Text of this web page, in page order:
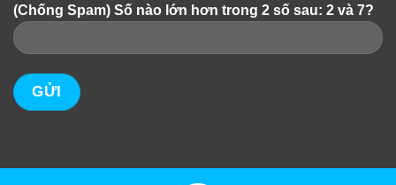
(Chống Spam) Số nào lớn hơn trong 2 số sau: 2 và 7?